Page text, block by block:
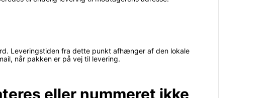
Leveringstiden fra dette punkt afhænger af den lokale
når pakken er på vej til levering.
eller nummeret ikke